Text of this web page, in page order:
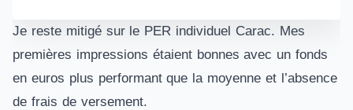
Je reste mitigé sur le PER individuel Carac. Mes
premières impressions étaient bonnes avec un fonds
en euros plus performant que la moyenne et l’absence
de frais de versement.